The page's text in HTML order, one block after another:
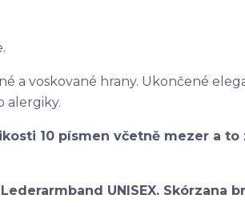
a voskované hrany. Ukončené
alergiky.
10 písmen včetně mezer a to
UNISEX. Skórzana